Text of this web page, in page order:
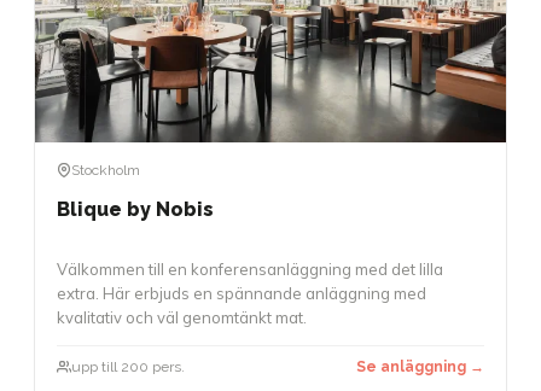
Stockholm
Blique by Nobis
Välkommen till en konferensanläggning med det lilla
extra. Här erbjuds en spännande anläggning med
kvalitativ och väl genomtänkt mat.
upp till 200 pers. Se anläggning →